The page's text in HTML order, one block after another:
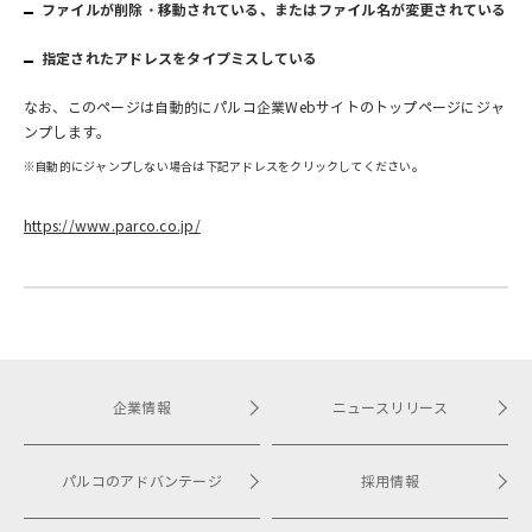
ファイルが削除・移動されている、またはファイル名が変更されている
指定されたアドレスをタイプミスしている
なお、このページは自動的にパルコ企業Webサイトのトップページにジャ
ンプします。
※自動的にジャンプしない場合は下記アドレスをクリックしてください。
https://www.parco.co.jp/
企業情報
パルコのアドバンテージ
ニュースリリース
採用情報